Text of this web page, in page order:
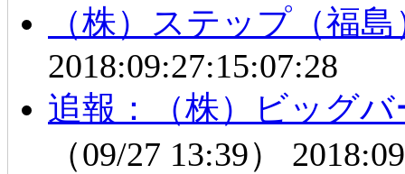
（株）ステップ（福
2018:09:27:15:07:28
追報：（株）ビッグ
（09/27 13:39）